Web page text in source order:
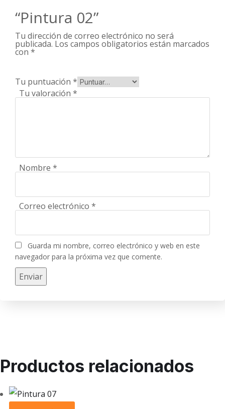
“Pintura 02”
Tu dirección de correo electrónico no será
publicada. Los campos obligatorios están marcados
con *
Tu puntuación *
Tu valoración *
Nombre *
Correo electrónico *
Guarda mi nombre, correo electrónico y web en este
navegador para la próxima vez que comente.
Productos relacionados